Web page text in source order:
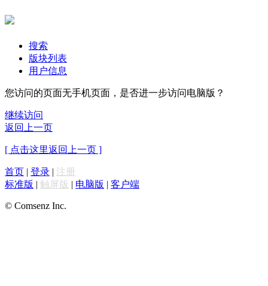
搜索
版块列表
用户信息
您访问的页面无手机页面，是否进一步访问电脑版？
继续访问
返回上一页
[ 点击这里返回上一页 ]
首页 | 登录 | 注册
标准版 | 触屏版 | 电脑版 | 客户端
© Comsenz Inc.